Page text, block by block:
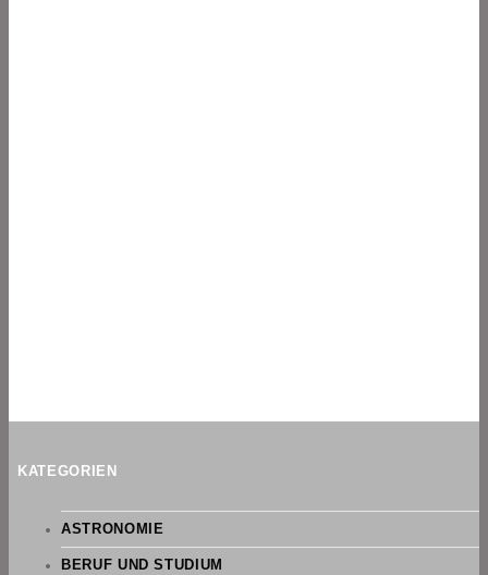
KATEGORIEN
ASTRONOMIE
BERUF UND STUDIUM